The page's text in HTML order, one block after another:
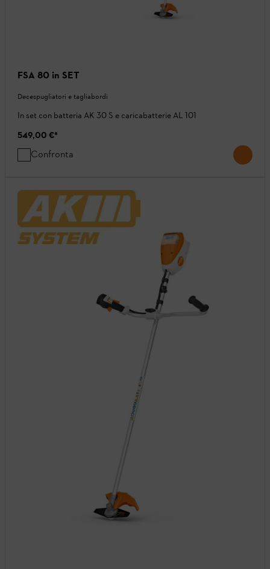
FSA 80 in SET
Decespugliatori e tagliabordi
In set con batteria AK 30 S e caricabatterie AL 101
549,00 €*
Confronta